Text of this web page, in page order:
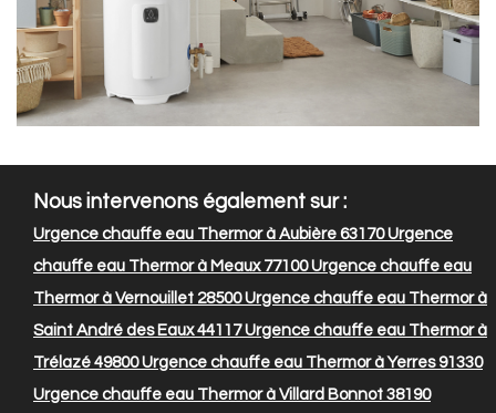
Nous intervenons également sur :
Urgence chauffe eau Thermor à Aubière 63170Urgence
chauffe eau Thermor à Meaux 77100Urgence chauffe eau
Thermor à Vernouillet 28500Urgence chauffe eau Thermor à
Saint André des Eaux 44117Urgence chauffe eau Thermor à
Trélazé 49800Urgence chauffe eau Thermor à Yerres 91330
Urgence chauffe eau Thermor à Villard Bonnot 38190